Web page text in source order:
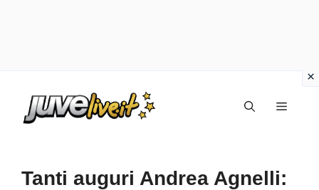
Menu
Tanti auguri Andrea Agnelli: